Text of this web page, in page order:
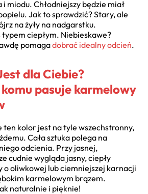
i miodu. Chłodniejszy będzie miał
Jak to sprawdzić? Stary, ale
na żyły na nadgarstku.
ciepłym. Niebieskawe?
pomagadobrać idealny odcień.
dla Ciebie?
pasuje karmelowy
ten kolor jest na tyle wszechstronny,
Cała sztuka polega na
odcienia. Przy jasnej,
cudnie wygląda jasny, ciepły
o oliwkowej lub ciemniejszej karnacji
karmelowym brązem.
naturalnie i pięknie!